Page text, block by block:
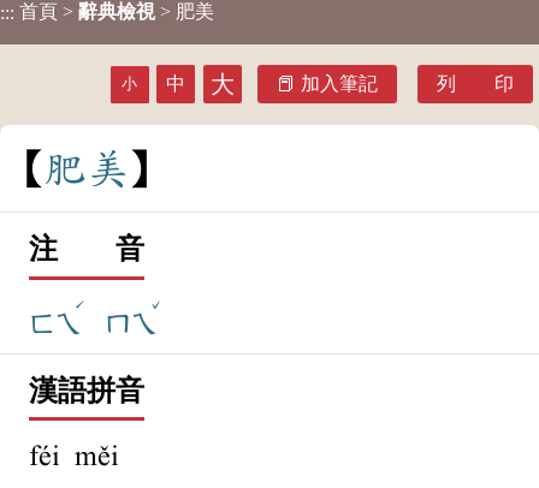
::: 首頁 > 辭典檢視 > 肥美
小 中 大 加入筆記 列 印
肥美
注 音
ㄈㄟ
ˊ
ㄇㄟ
ˇ
漢語拼音
féi měi